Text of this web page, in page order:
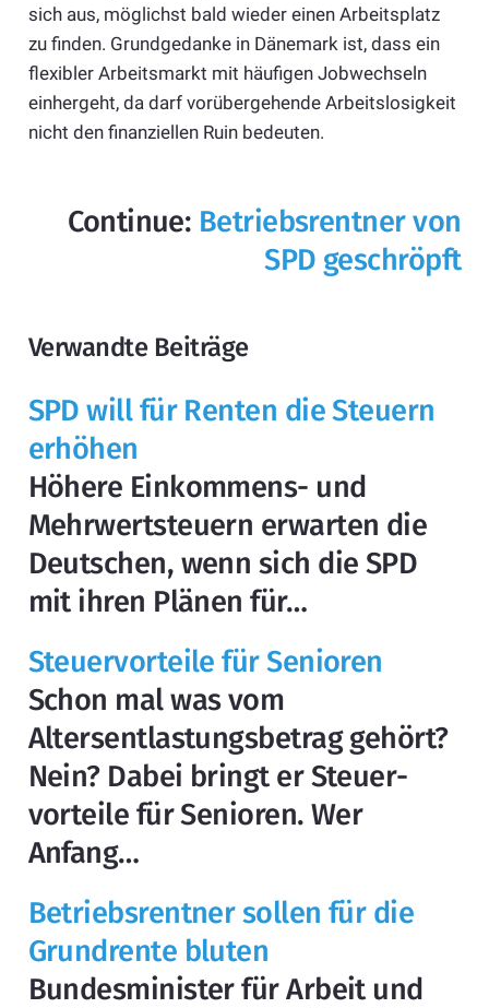
sich aus, möglichst bald wieder einen Arbeitsplatz
zu finden. Grundgedanke in Dänemark ist, dass ein
flexibler Arbeitsmarkt mit häufigen Jobwechseln
einhergeht, da darf vorübergehende Arbeitslosigkeit
nicht den finanziellen Ruin bedeuten.
Continue: Betriebsrentner von
SPD geschröpft
Verwandte Beiträge
SPD will für Renten die Steuern
erhöhen
Höhere Einkommens- und
Mehrwertsteuern erwarten die
Deutschen, wenn sich die SPD
mit ihren Plänen für…
Steuervorteile für Senioren
Schon mal was vom
Altersentlastungsbetrag gehört?
Nein? Dabei bringt er Steuer­
vorteile für Senioren. Wer
Anfang…
Betriebsrentner sollen für die
Grundrente bluten
Bundesminister für Arbeit und